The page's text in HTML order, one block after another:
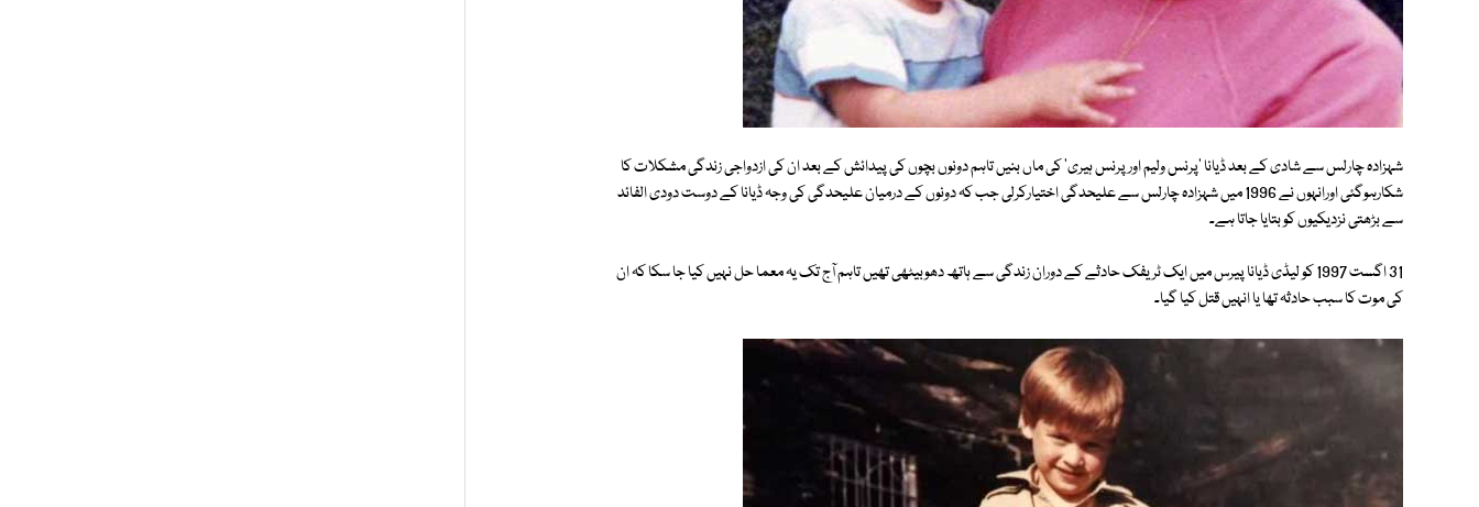
شہزادہ چارلس سے شادی کے بعد ڈیانا 'پرنس ولیم اور پرنس ہیری' کی ماں بنیں تاہم دونوں بچوں کی پیدائش کے بعد ان کی ازدواجی زندگی مشکلات کا
شکارہوگئی اورانہوں نے 1996 میں شہزادہ چارلس سے علیحدگی اختیارکرلی جب کہ دونوں کے درمیان علیحدگی کی وجہ ڈیانا کے دوست دودی الفائد
سے بڑھتی نزدیکیوں کو بتایا جاتا ہے۔
31 اگست 1997 کو لیڈی ڈیانا پیرس میں ایک ٹریفک حادثے کے دوران زندگی سے ہاتھ دھوبیٹھی تھیں تاہم آج تک یہ معما حل نہیں کیا جا سکا کہ ان
کی موت کا سبب حادثہ تھا یا انہیں قتل کیا گیا۔